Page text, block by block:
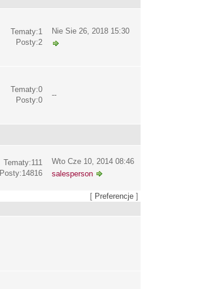
Tematy:1
Posty:2
Nie Sie 26, 2018 15:30
Tematy:0
Posty:0
--
Tematy:111
Posty:14816
Wto Cze 10, 2014 08:46
salesperson
[ Preferencje ]